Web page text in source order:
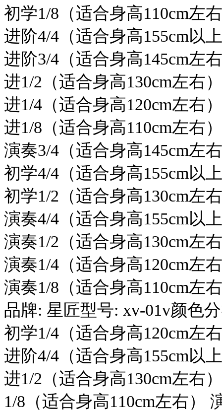
初学1/8（适合身高110cm左
进阶4/4（适合身高155cm以
进阶3/4（适合身高145cm左
进1/2（适合身高130cm左右）
进1/4（适合身高120cm左右）
进1/8（适合身高110cm左右）
演奏3/4（适合身高145cm左
初学4/4（适合身高155cm以
初学1/2（适合身高130cm左
演奏4/4（适合身高155cm以
演奏1/2（适合身高130cm左
演奏1/4（适合身高120cm左
演奏1/8（适合身高110cm左
品牌: 星匠型号: xv-01v颜色
初学1/4（适合身高120cm左
进阶4/4（适合身高155cm以
进1/2（适合身高130cm左右
1/8（适合身高110cm左右）